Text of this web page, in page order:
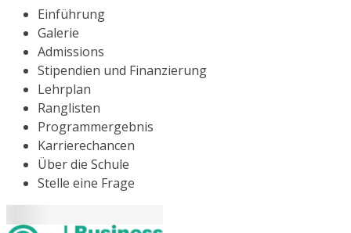
Einführung
Galerie
Admissions
Stipendien und Finanzierung
Lehrplan
Ranglisten
Programmergebnis
Karrierechancen
Über die Schule
Stelle eine Frage